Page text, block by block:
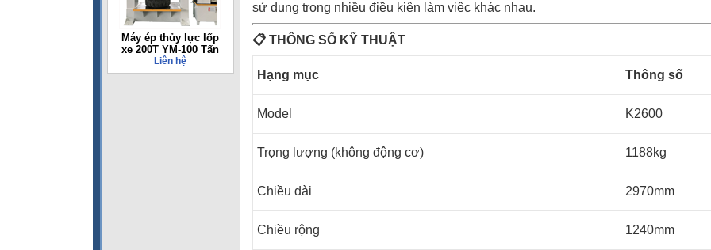
Máy ép thủy lực lốp
xe 200T YM-100 Tấn
Liên hệ
sử dụng trong nhiều điều kiện làm việc khác nhau.
📋 THÔNG SỐ KỸ THUẬT
Hạng mục Thông số
Model K2600
Trọng lượng (không động cơ) 1188kg
Chiều dài 2970mm
Chiều rộng 1240mm